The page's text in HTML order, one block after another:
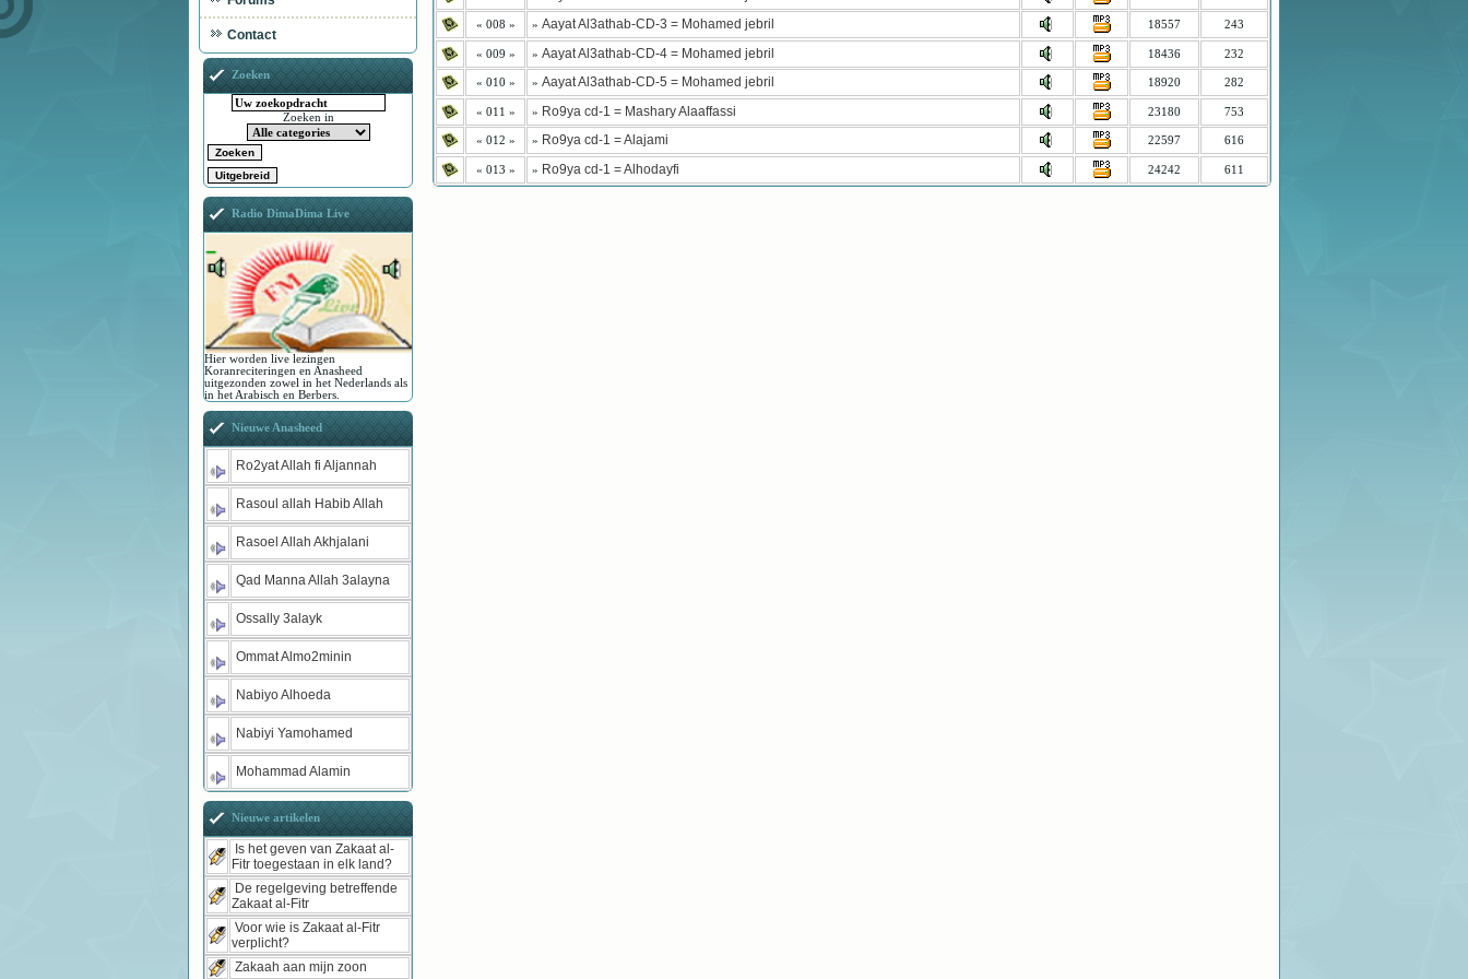
« 008 » » Aayat Al3athab-CD-3 = Mohamed jebril 18557 243
« 009 » » Aayat Al3athab-CD-4 = Mohamed jebril 18436 232
« 010 » » Aayat Al3athab-CD-5 = Mohamed jebril 18920 282
« 011 » » Ro9ya cd-1 = Mashary Alaaffassi 23180 753
« 012 » » Ro9ya cd-1 = Alajami 22597 616
« 013 » » Ro9ya cd-1 = Alhodayfi 24242 611
Contact
Zoeken
Zoeken in
Radio DimaDima Live
Hier worden live lezingen
Koranreciteringen en Anasheed
uitgezonden zowel in het Nederlands als
in het Arabisch en Berbers.
Nieuwe Anasheed
Ro2yat Allah fi Aljannah
Rasoul allah Habib Allah
Rasoel Allah Akhjalani
Qad Manna Allah 3alayna
Ossally 3alayk
Ommat Almo2minin
Nabiyo Alhoeda
Nabiyi Yamohamed
Mohammad Alamin
Nieuwe artikelen
Is het geven van Zakaat al-
Fitr toegestaan in elk land?
De regelgeving betreffende
Zakaat al-Fitr
Voor wie is Zakaat al-Fitr
verplicht?
Zakaah aan mijn zoon